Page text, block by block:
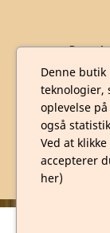
Der er
Whisky Depotet
E-mail:
Der tages
force
Copyright © 2026
Denne
teknologier,
oplevelse
også
Ved at
accepterer
her)